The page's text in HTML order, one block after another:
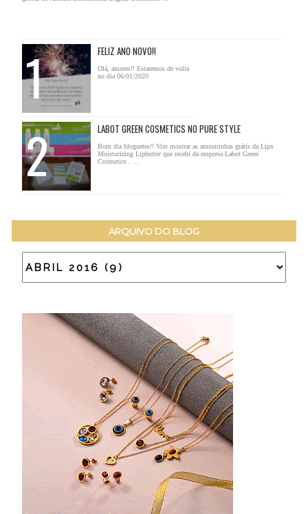
FELIZ ANO NOVO!!
Olá, amores!! Estaremos de volta
no dia 06/01/2020
LABOT GREEN COSMETICS NO PURE STYLE
Bom dia bloguetes!! Vim mostrar as amostrinhas grátis da Lipx
Moisturizing Lipbutter que recebi da empresa Labot Green
Cosmetics . ...
ARQUIVO DO BLOG